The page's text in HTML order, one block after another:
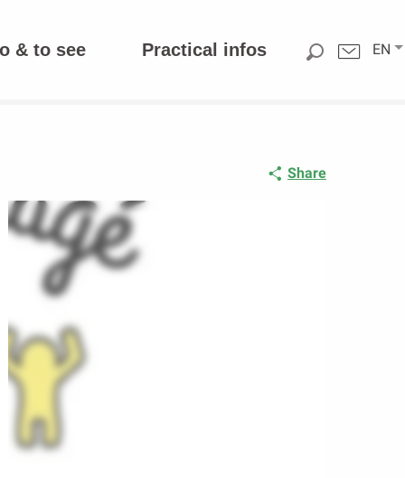
EN
& to see Practical infos
Share